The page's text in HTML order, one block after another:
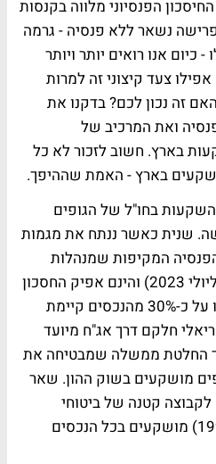
הפנסיוני מלווה בקנסות
נשאר ללא פנסיה - גרמה
אנו רואים יותר ויותר
צעד קיצוני זה למרות
זה נכון לכם? בדקנו את
ואת המרכיב של
בארץ. חשוב לזכור לא כל
בארץ - האמת שההיפך.
בחו"ל של הגופים
שנית כאשר ננתח את מגמות
המקיפות שמנהלות
כ-700 מיליארד שקל (נכון ליולי 2023) והינם אפיק החסכון
השוטף העיקרי. בקרנות אלו על כ-30% מהנכסים קיימת
הבטחת תשואה של 5.15% ריאלי חלקם דרך אג"ח מיועד
החלטת ממשלה שמבטיחה את
מושקעים בשוק ההון. שאר
קטנה של ביטוחי
מנהלים שיצאו עד לסוף 1990) מושקעים בכל הנכסים